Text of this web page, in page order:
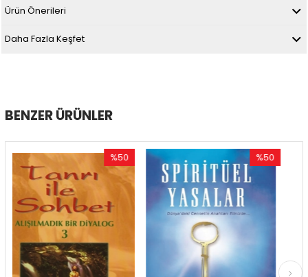
Ürün Önerileri
Daha Fazla Keşfet
BENZER ÜRÜNLER
%50
İndirim
%50İndirim
%50
İndirim
%50İndirim